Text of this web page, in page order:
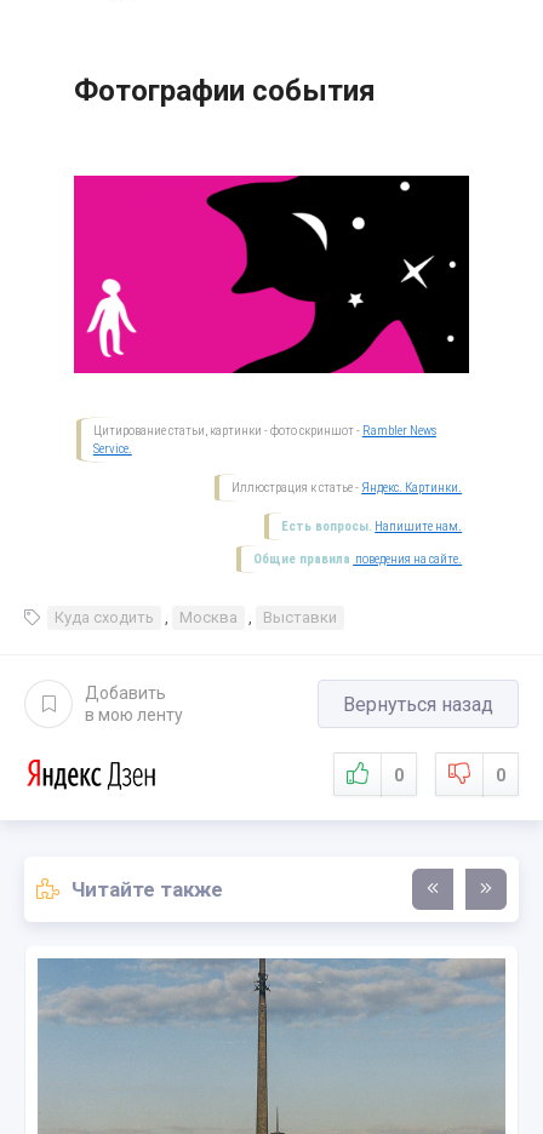
Фотографии события
Цитирование статьи, картинки - фото скриншот - Rambler News
Service.
Иллюстрация к статье - Яндекс. Картинки.
Есть вопросы. Напишите нам.
Общие правила поведения на сайте.
Куда сходить , Москва , Выставки
Добавить
в мою ленту
Вернуться назад
0 0
Читайте также